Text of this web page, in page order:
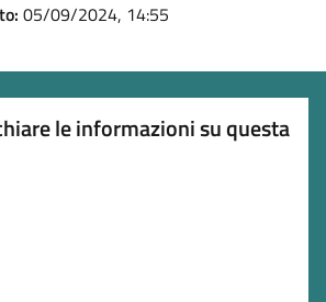
05/09/2024, 14:55
le informazioni su questa